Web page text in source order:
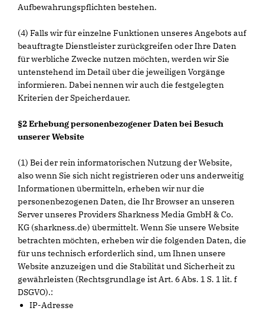
Aufbewahrungspflichten bestehen.
(4) Falls wir für einzelne Funktionen unseres Angebots auf
beauftragte Dienstleister zurückgreifen oder Ihre Daten
für werbliche Zwecke nutzen möchten, werden wir Sie
untenstehend im Detail über die jeweiligen Vorgänge
informieren. Dabei nennen wir auch die festgelegten
Kriterien der Speicherdauer.
§2 Erhebung personenbezogener Daten bei Besuch
unserer Website
(1) Bei der rein informatorischen Nutzung der Website,
also wenn Sie sich nicht registrieren oder uns anderweitig
Informationen übermitteln, erheben wir nur die
personenbezogenen Daten, die Ihr Browser an unseren
Server unseres Providers Sharkness Media GmbH & Co.
KG (sharkness.de) übermittelt. Wenn Sie unsere Website
betrachten möchten, erheben wir die folgenden Daten, die
für uns technisch erforderlich sind, um Ihnen unsere
Website anzuzeigen und die Stabilität und Sicherheit zu
gewährleisten (Rechtsgrundlage ist Art. 6 Abs. 1 S. 1 lit. f
DSGVO).:
IP-Adresse